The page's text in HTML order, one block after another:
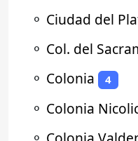
⚬ Ciudad del
⚬ Col. del
⚬ Colonia 4
⚬ Colonia